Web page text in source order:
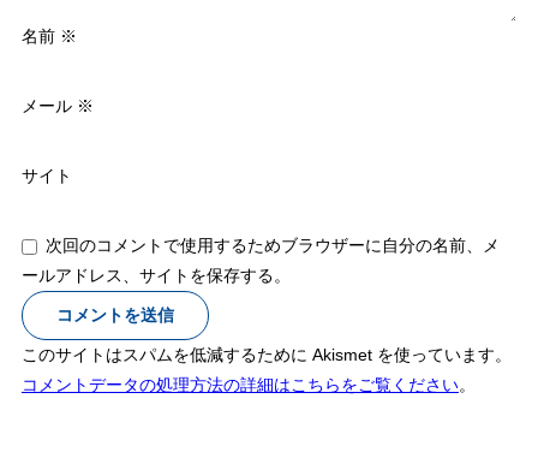
名前 ※
メール ※
サイト
次回のコメントで使用するためブラウザーに自分の名前、メ
ールアドレス、サイトを保存する。
このサイトはスパムを低減するために Akismet を使っています。
コメントデータの処理方法の詳細はこちらをご覧ください。